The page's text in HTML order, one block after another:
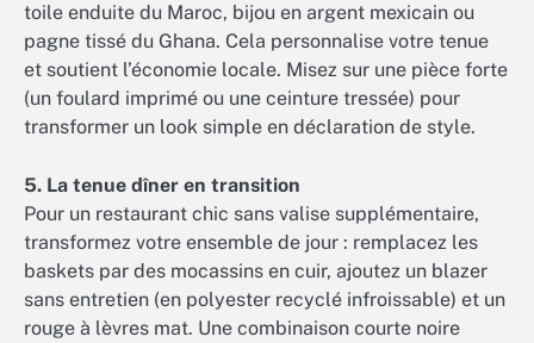
toile enduite du Maroc, bijou en argent mexicain ou
pagne tissé du Ghana. Cela personnalise votre tenue
et soutient l’économie locale. Misez sur une pièce forte
(un foulard imprimé ou une ceinture tressée) pour
transformer un look simple en déclaration de style.
5. La tenue dîner en transition
Pour un restaurant chic sans valise supplémentaire,
transformez votre ensemble de jour : remplacez les
baskets par des mocassins en cuir, ajoutez un blazer
sans entretien (en polyester recyclé infroissable) et un
rouge à lèvres mat. Une combinaison courte noire